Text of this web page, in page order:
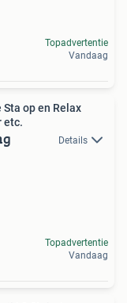
Topadvertentie
Vandaag
op en Relax
etc.
Details
Topadvertentie
Vandaag